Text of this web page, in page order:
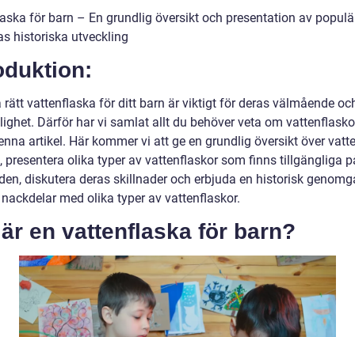
för barn – En grundlig översikt och presentation av
historiska utveckling
rätt vattenflaska för ditt barn är viktigt för deras välmående
Därför har vi samlat allt du behöver veta om
artikel. Här kommer vi att ge en grundlig översikt över
presentera olika typer av vattenflaskor som finns tillgängliga
diskutera deras skillnader och erbjuda en historisk
med olika typer av vattenflaskor.
en vattenflaska för barn?